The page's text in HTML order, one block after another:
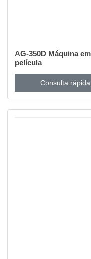
AG-350D Máquina
película
Consulta rápida